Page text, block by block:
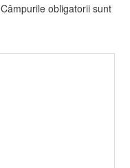
Câmpurile obligatorii sunt